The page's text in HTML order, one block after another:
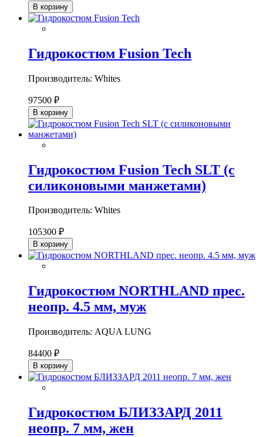
В корзину
Гидрокостюм Fusion Tech
Производитель: Whites
97500 ₽
В корзину
Гидрокостюм Fusion Tech SLT (с
силиконовыми манжетами)
Производитель: Whites
105300 ₽
В корзину
Гидрокостюм NORTHLAND прес.
неопр. 4.5 мм, муж
Производитель: AQUA LUNG
84400 ₽
В корзину
Гидрокостюм БЛИЗЗАРД 2011
неопр. 7 мм, жен